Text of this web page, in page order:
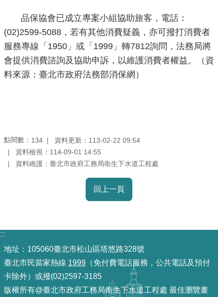
務
網
站
頁
English
陳
情
系
統
品保協會已成立專案小組協助旅客，電話：
(02)2599-5088，若有其他消費疑義，亦可撥打消費者
服務專線「1950」或「1999」轉7812詢問，法務局將
會提供消費諮詢及協助申訴，以維護消費者權益。（資
料來源：臺北市政府法務部消保網）
點閱數： 134
資料更新：113-02-22 09:54
資料檢視：114-09-01 14:55
資料維護：臺北市政府工務局衛生下水道工程處
回上一頁
:::
地址：105060臺北市松山區塔悠路328號
臺北市民當家熱線 1999 （免付費電話服務，公共電話及預付
卡除外）或撥(02)2597-3185
版權所有@臺北市政府工務局衛生下水道工程處 最佳瀏覽畫